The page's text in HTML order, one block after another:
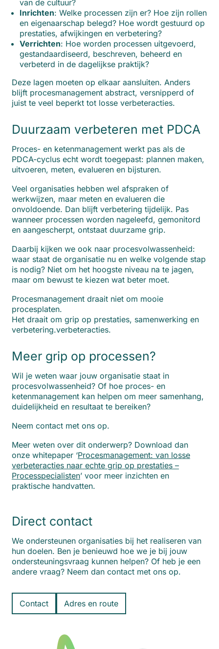
van de cultuur?
Inrichten: Welke processen zijn er? Hoe zijn rollen
en eigenaarschap belegd? Hoe wordt gestuurd op
prestaties, afwijkingen en verbetering?
Verrichten: Hoe worden processen uitgevoerd,
gestandaardiseerd, beschreven, beheerd en
verbeterd in de dagelijkse praktijk?
Deze lagen moeten op elkaar aansluiten. Anders
blijft procesmanagement abstract, versnipperd of
juist te veel beperkt tot losse verbeteracties.
Duurzaam verbeteren met PDCA
Proces- en ketenmanagement werkt pas als de
PDCA-cyclus echt wordt toegepast: plannen maken,
uitvoeren, meten, evalueren en bijsturen.
Veel organisaties hebben wel afspraken of
werkwijzen, maar meten en evalueren die
onvoldoende. Dan blijft verbetering tijdelijk. Pas
wanneer processen worden nageleefd, gemonitord
en aangescherpt, ontstaat duurzame grip.
Daarbij kijken we ook naar procesvolwassenheid:
waar staat de organisatie nu en welke volgende stap
is nodig? Niet om het hoogste niveau na te jagen,
maar om bewust te kiezen wat beter moet.
Procesmanagement draait niet om mooie
procesplaten.
Het draait om grip op prestaties, samenwerking en
verbetering.verbeteracties.
Meer grip op processen?
Wil je weten waar jouw organisatie staat in
procesvolwassenheid? Of hoe proces- en
ketenmanagement kan helpen om meer samenhang,
duidelijkheid en resultaat te bereiken?
Neem contact met ons op.
Meer weten over dit onderwerp? Download dan
onze whitepaper ‘Procesmanagement: van losse
verbeteracties naar echte grip op prestaties –
Processpecialisten’ voor meer inzichten en
praktische handvatten.
Direct contact
We ondersteunen organisaties bij het realiseren van
hun doelen. Ben je benieuwd hoe we je bij jouw
ondersteuningsvraag kunnen helpen? Of heb je een
andere vraag? Neem dan contact met ons op.
Contact Adres en route